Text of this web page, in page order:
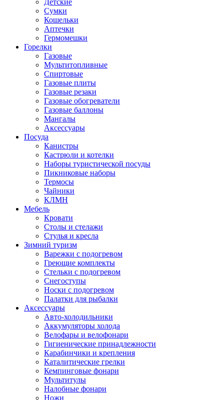
Детские
Сумки
Кошельки
Аптечки
Гермомешки
Горелки
Газовые
Мультитопливные
Спиртовые
Газовые плиты
Газовые резаки
Газовые обогреватели
Газовые баллоны
Мангалы
Аксессуары
Посуда
Канистры
Кастрюли и котелки
Наборы туристической посуды
Пикниковые наборы
Термосы
Чайники
КЛМН
Мебель
Кровати
Столы и стелажи
Стулья и кресла
Зимний туризм
Варежки с подогревом
Греющие комплекты
Стельки с подогревом
Снегоступы
Носки с подогревом
Палатки для рыбалки
Аксессуары
Авто-холодильники
Аккумуляторы холода
Велофары и велофонари
Гигиенические принадлежности
Карабинчики и крепления
Каталитические грелки
Кемпинговые фонари
Мультитулы
Налобные фонари
Ножи